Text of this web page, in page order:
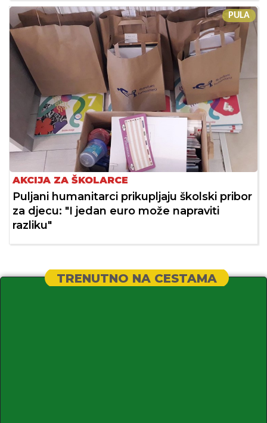
PULA
AKCIJA ZA ŠKOLARCE
Puljani humanitarci prikupljaju školski pribor
za djecu: "I jedan euro može napraviti
razliku"
TRENUTNO NA CESTAMA